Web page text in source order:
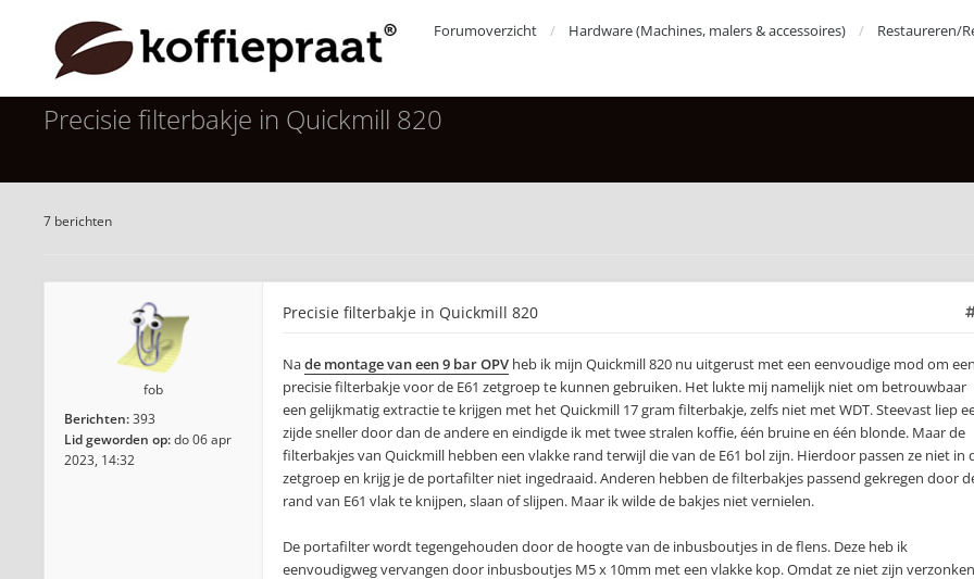
Forumoverzicht Hardware (Machines, malers & accessoires) Restaureren/
Precisie filterbakje in Quickmill 820
7 berichten
fob
Berichten:393
Lid geworden op:do 06 apr
2023, 14:32
Precisie filterbakje in Quickmill 820
Nade montage van een 9 bar OPV heb ik mijn Quickmill 820 nu uitgerust met een eenvoudige mod om een
precisie filterbakje voor de E61 zetgroep te kunnen gebruiken. Het lukte mij namelijk niet om betrouwbaar
een gelijkmatig extractie te krijgen met het Quickmill 17 gram filterbakje, zelfs niet met WDT. Steevast liep
zijde sneller door dan de andere en eindigde ik met twee stralen koffie, één bruine en één blonde. Maar de
filterbakjes van Quickmill hebben een vlakke rand terwijl die van de E61 bol zijn. Hierdoor passen ze niet in
zetgroep en krijg je de portafilter niet ingedraaid. Anderen hebben de filterbakjes passend gekregen door
rand van E61 vlak te knijpen, slaan of slijpen. Maar ik wilde de bakjes niet vernielen.
De portafilter wordt tegengehouden door de hoogte van de inbusboutjes in de flens. Deze heb ik
eenvoudigweg vervangen door inbusboutjes M5 x 10mm met een vlakke kop. Omdat ze niet zijn verzonken